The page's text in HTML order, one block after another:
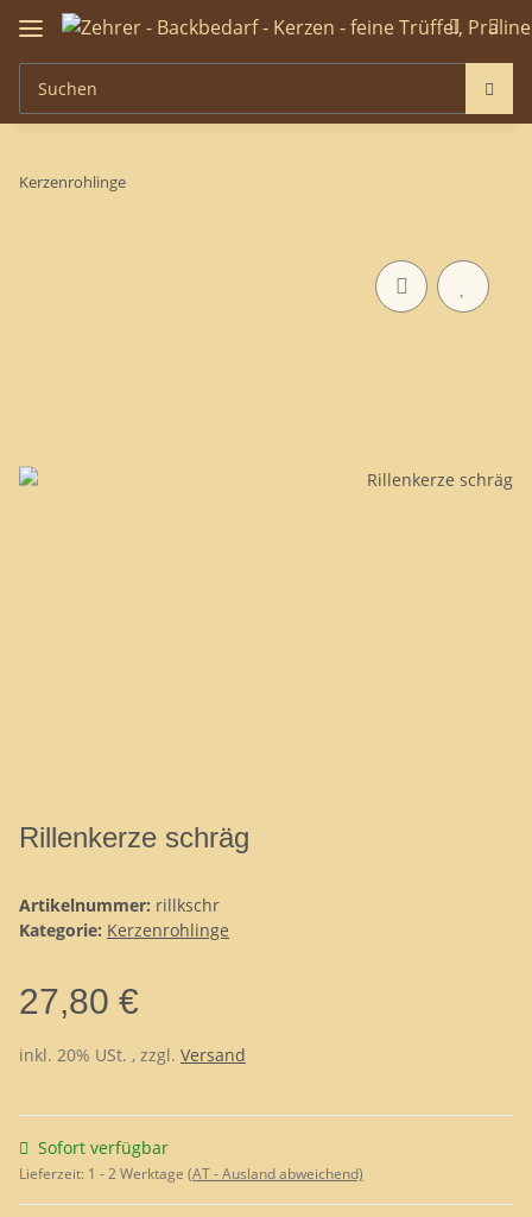
Kerzenrohlinge
Rillenkerze schräg
Artikelnummer: rillkschr
Kategorie: Kerzenrohlinge
27,80 €
inkl. 20% USt. , zzgl. Versand
Sofort verfügbar
Lieferzeit: 1 - 2 Werktage (AT - Ausland abweichend)